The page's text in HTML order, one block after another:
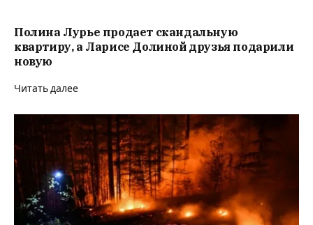
Полина Лурье продает скандальную
квартиру, а Ларисе Долиной друзья подарили
новую
Читать далее